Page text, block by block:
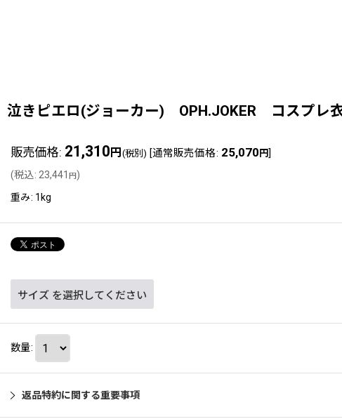
泣きピエロ(ジョーカー) OPH.JOKER コスプ
販売価格: 21,310 円 (税別) [通常販売価格: 25,070 円]
(税込: 23,441 円)
重み: 1kg
サイズ を選択してください
数量:
返品特約に関する重要事項